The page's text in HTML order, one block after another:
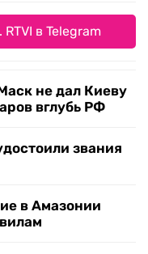
в Telegram
не дал Киеву
вглубь РФ
звания
в Амазонии